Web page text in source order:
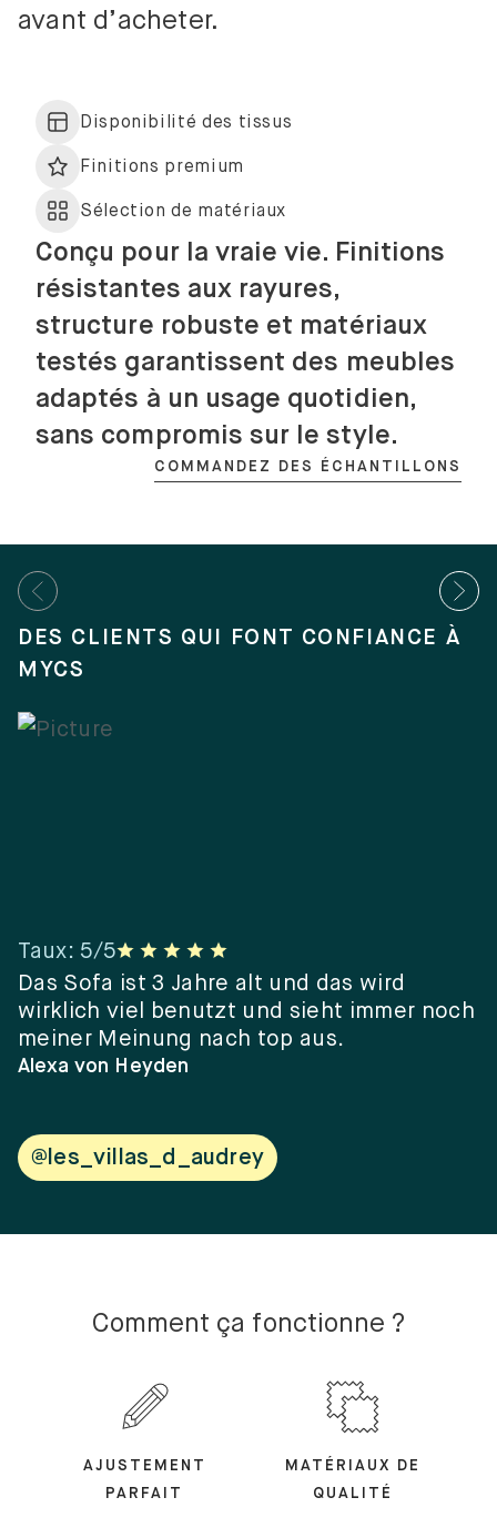
avant d’acheter.
Disponibilité des tissus
Finitions premium
Sélection de matériaux
Conçu pour la vraie vie. Finitions
résistantes aux rayures,
structure robuste et matériaux
testés garantissent des meubles
adaptés à un usage quotidien,
sans compromis sur le style.
COMMANDEZ DES ÉCHANTILLONS
DES CLIENTS QUI FONT CONFIANCE À
MYCS
Das Sofa ist 3 Jahre alt und das wird
wirklich viel benutzt und sieht immer noch
meiner Meinung nach top aus.
Alexa von Heyden
Taux: 5/5
@les_villas_d_audrey
Comment ça fonctionne ?
AJUSTEMENT
PARFAIT
MATÉRIAUX DE
QUALITÉ